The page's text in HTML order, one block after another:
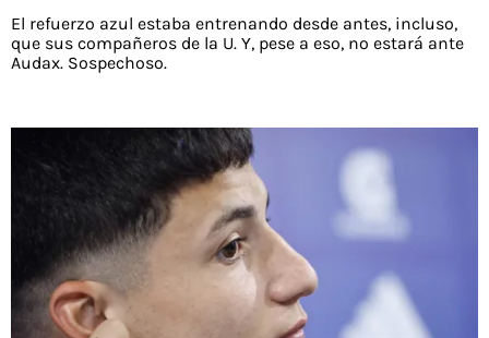
El refuerzo azul estaba entrenando desde antes, incluso,
que sus compañeros de la U. Y, pese a eso, no estará ante
Audax. Sospechoso.